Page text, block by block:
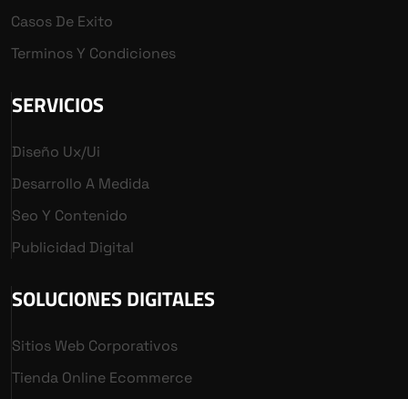
Casos De Exito
Terminos Y Condiciones
SERVICIOS
Diseño Ux/ui
Desarrollo A Medida
Seo Y Contenido
Publicidad Digital
SOLUCIONES DIGITALES
Sitios Web Corporativos
Tienda Online Ecommerce